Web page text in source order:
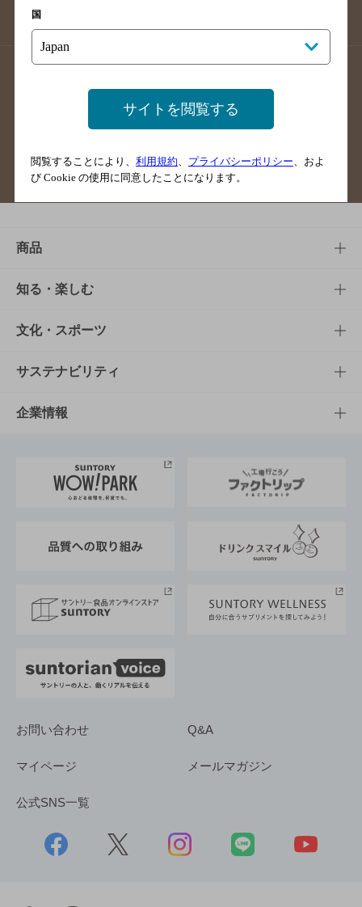
掲載店舗様ログイン
サイトマップ ご意見・ご感想
商品
商品TOP
商品一覧
商品発売情報
栄養成分一覧
知る・楽しむ
知る・楽しむTOP
キャンペーン
工場見学
地域情報
文化・スポーツ
文化・スポーツTOP
サントリーホール
サントリーサンバーズ大阪
サステナビリティ
サステナビリティTOP
サントリーが考えるサステナビリティ経営
企業情報
企業概要
採用情報
お問い合わせ Q&A
マイページ メールマガジン
公式SNS一覧
国
サイトを閲覧する
閲覧することにより、 利用規約 プライバシーポリシー 、およ
び Cookie の使用に同意したことになります。